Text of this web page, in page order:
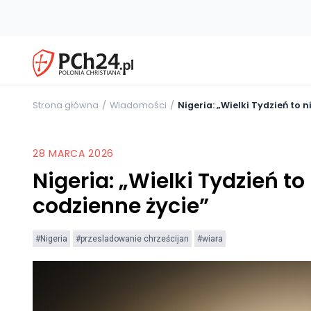
Strona główna Wiadomości Nigeria: „Wielki Tydzień to
28 MARCA 2026
Nigeria: „Wielki Tydzień
codzienne życie”
#Nigeria #przesladowanie chrześcijan #wiara